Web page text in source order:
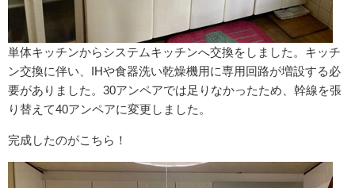
単体キッチンからシステムキッチンへ交換をしました。キッチ
ン交換に伴い、IHや食器洗い乾燥機用に専用回路が増設する必
要がありました。30アンペアでは足りなかったため、幹線を張
り替えて40アンペアに変更しました。
完成したのがこちら！